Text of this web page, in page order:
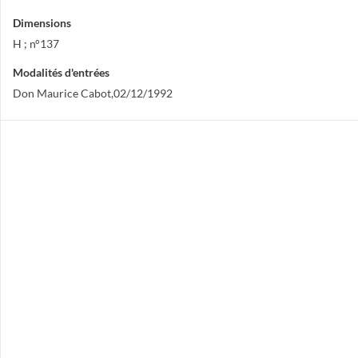
Dimensions
H ; n°137
Modalités d'entrées
Don Maurice Cabot,02/12/1992